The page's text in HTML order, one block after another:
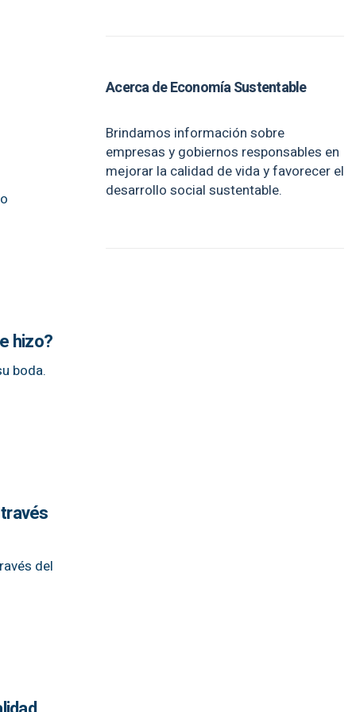
hizo?
boda.
del
Acerca de Economía Sustentable
Brindamos información sobre
empresas y gobiernos responsables en
mejorar la calidad de vida y favorecer el
desarrollo social sustentable.